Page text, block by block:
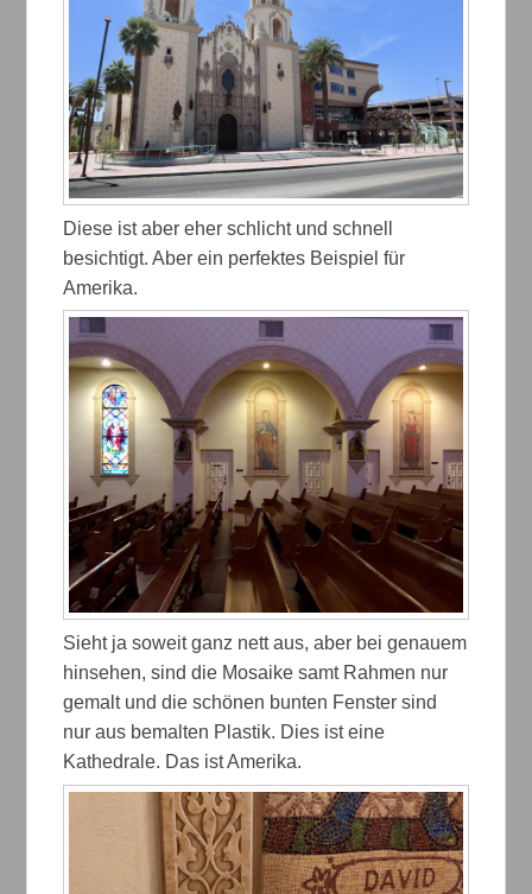
Diese ist aber eher schlicht und schnell
besichtigt. Aber ein perfektes Beispiel für
Amerika.
Sieht ja soweit ganz nett aus, aber bei genauem
hinsehen, sind die Mosaike samt Rahmen nur
gemalt und die schönen bunten Fenster sind
nur aus bemalten Plastik. Dies ist eine
Kathedrale. Das ist Amerika.